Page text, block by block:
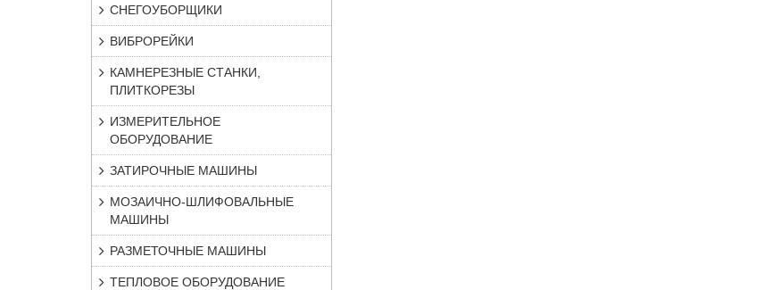
СНЕГОУБОРЩИКИ
ВИБРОРЕЙКИ
КАМНЕРЕЗНЫЕ СТАНКИ,
ПЛИТКОРЕЗЫ
ИЗМЕРИТЕЛЬНОЕ
ОБОРУДОВАНИЕ
ЗАТИРОЧНЫЕ МАШИНЫ
МОЗАИЧНО-ШЛИФОВАЛЬНЫЕ
МАШИНЫ
РАЗМЕТОЧНЫЕ МАШИНЫ
ТЕПЛОВОЕ ОБОРУДОВАНИЕ